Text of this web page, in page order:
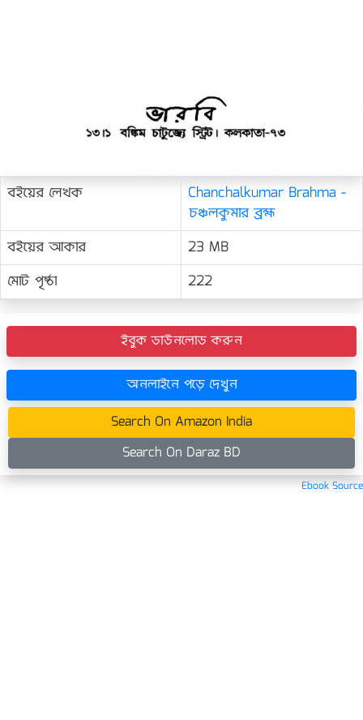
বইয়ের লেখক
Chanchalkumar Brahma -
চঞ্চলকুমার ব্রহ্ম
বইয়ের আকার
23 MB
মোট পৃষ্ঠা
222
ইবুক ডাউনলোড করুন
অনলাইনে পড়ে দেখুন
Search On Amazon India
Search On Daraz BD
Ebook Source